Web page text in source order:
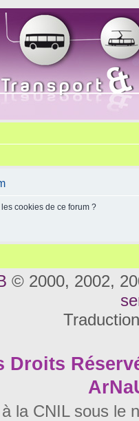
cookies de ce forum ?
© 2000, 2002,
Droits
la CNIL sous le